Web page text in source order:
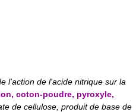
l'action de l'acide nitrique sur la
coton-poudre, pyroxyle,
de cellulose, produit de base de